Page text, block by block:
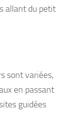
allant du petit
sont variées,
en passant
guidées